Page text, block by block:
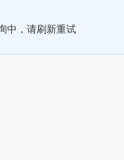
中，请刷新重试